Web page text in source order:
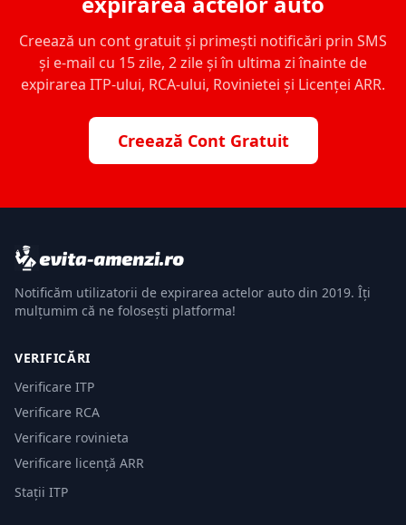
Creează un cont gratuit și primești notificări prin SMS
și e-mail cu 15 zile, 2 zile și în ultima zi înainte de
expirarea ITP-ului, RCA-ului, Rovinietei și Licenței ARR.
Creează Cont Gratuit
Notificăm utilizatorii de expirarea actelor auto din 2019. Îți
mulțumim că ne folosești platforma!
VERIFICĂRI
Verificare ITP
Verificare RCA
Verificare rovinieta
Verificare licență ARR
Stații ITP